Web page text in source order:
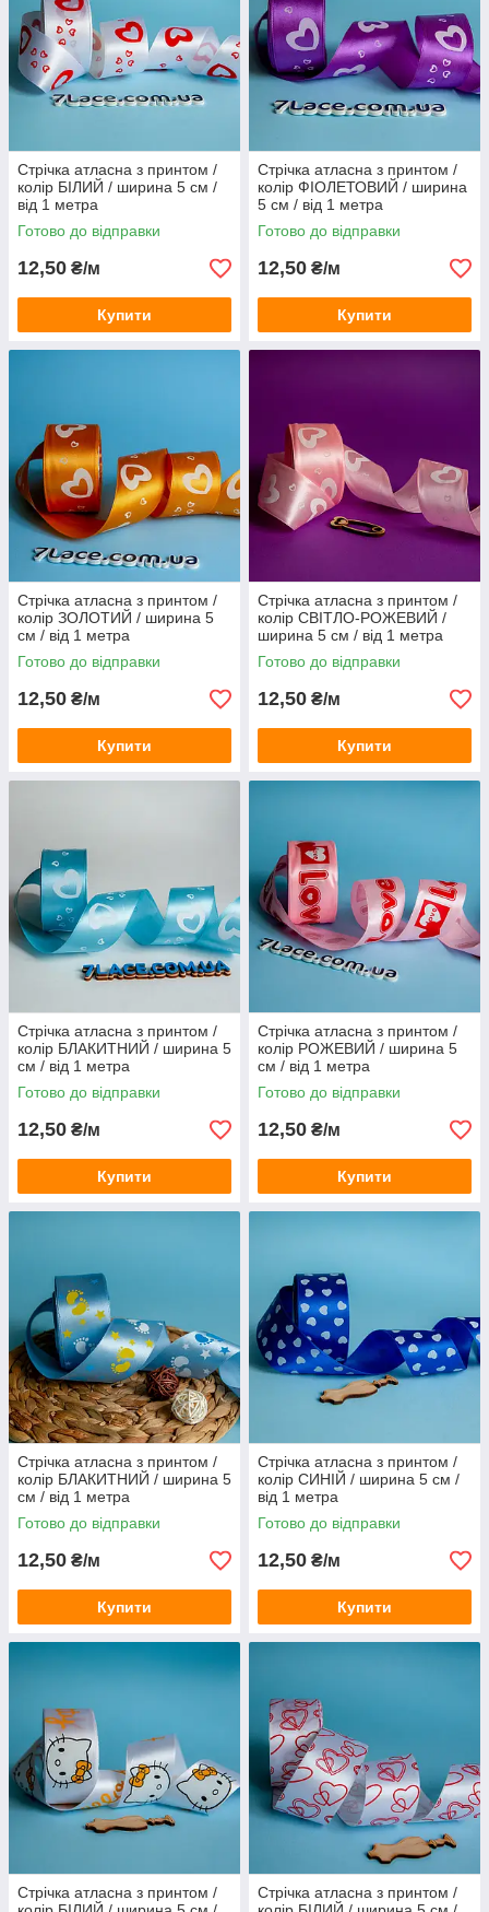
Стрічка атласна з принтом /
колір БІЛИЙ / ширина 5 см /
від 1 метра
Готово до відправки
12,50 ₴/м
Купити
Стрічка атласна з принтом /
колір ФІОЛЕТОВИЙ / ширина
5 см / від 1 метра
Готово до відправки
12,50 ₴/м
Купити
Стрічка атласна з принтом /
колір ЗОЛОТИЙ / ширина 5
см / від 1 метра
Готово до відправки
12,50 ₴/м
Купити
Стрічка атласна з принтом /
колір СВІТЛО-РОЖЕВИЙ /
ширина 5 см / від 1 метра
Готово до відправки
12,50 ₴/м
Купити
Стрічка атласна з принтом /
колір БЛАКИТНИЙ / ширина 5
см / від 1 метра
Готово до відправки
12,50 ₴/м
Купити
Стрічка атласна з принтом /
колір РОЖЕВИЙ / ширина 5
см / від 1 метра
Готово до відправки
12,50 ₴/м
Купити
Стрічка атласна з принтом /
колір БЛАКИТНИЙ / ширина 5
см / від 1 метра
Готово до відправки
12,50 ₴/м
Купити
Стрічка атласна з принтом /
колір СИНIЙ / ширина 5 см /
від 1 метра
Готово до відправки
12,50 ₴/м
Купити
Стрічка атласна з принтом /
Стрічка атласна з принтом /